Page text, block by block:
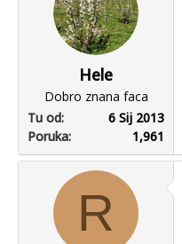
Hele
Dobro znana faca
Tu od
6 Sij 2013
Poruka
1,961
R